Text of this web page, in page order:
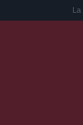
La opción